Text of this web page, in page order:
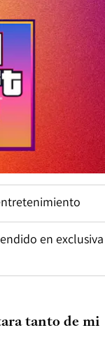
en exclusiva
tanto de mi